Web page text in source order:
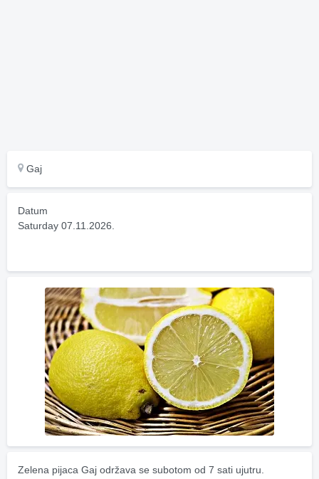
Gaj
Datum
Saturday 07.11.2026.
Zelena pijaca Gaj održava se subotom od 7 sati ujutru.